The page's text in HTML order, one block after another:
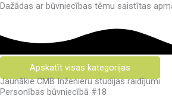
Dažādas ar būvniecības tēmu saistītas
Apskatīt visas kategorijas
Jaunākie CMB Inženieru studijas raidījumi
Personības būvniecībā #18